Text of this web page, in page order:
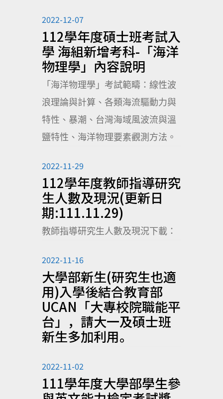
2022-12-07
112學年度碩士班考試入
學 海組新增考科-「海洋
物理學」內容說明
「海洋物理學」考試範疇：線性波
浪理論與計算、各類海流驅動力與
特性、暴潮、台灣海域風波流與溫
鹽特性、海洋物理要素觀測方法。
2022-11-29
112學年度教師指導研究
生人數及現況(更新日
期:111.11.29)
教師指導研究生人數及現況下載：
2022-11-16
大學部新生(研究生也適
用)入學後結合教育部
UCAN「大專校院職能平
台」，請大一及碩士班
新生多加利用。
2022-11-02
111學年度大學部學生參